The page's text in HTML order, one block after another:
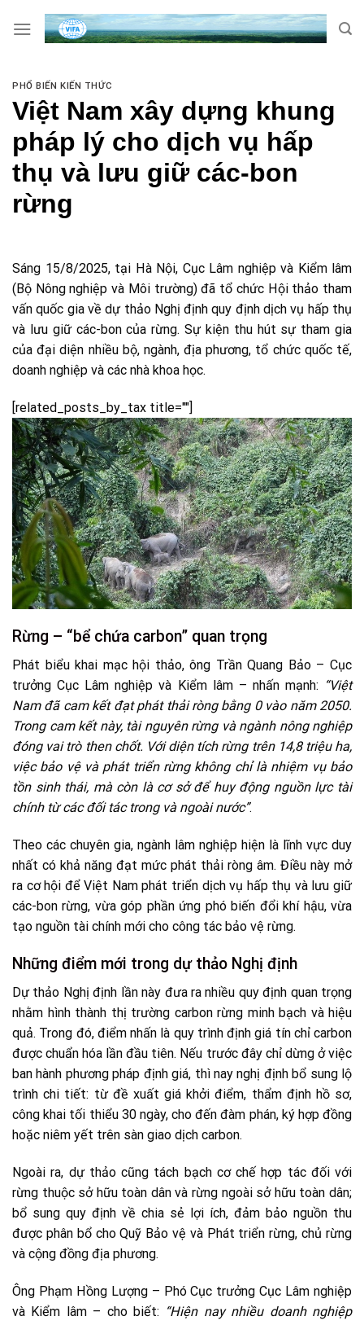
PHỔ BIẾN KIẾN THỨC
Việt Nam xây dựng khung
pháp lý cho dịch vụ hấp
thụ và lưu giữ các-bon
rừng
Sáng 15/8/2025, tại Hà Nội, Cục Lâm nghiệp và Kiểm lâm
(Bộ Nông nghiệp và Môi trường) đã tổ chức Hội thảo tham
vấn quốc gia về dự thảo Nghị định quy định dịch vụ hấp thụ
và lưu giữ các-bon của rừng. Sự kiện thu hút sự tham gia
của đại diện nhiều bộ, ngành, địa phương, tổ chức quốc tế,
doanh nghiệp và các nhà khoa học.
[related_posts_by_tax title=""]
Rừng – “bể chứa carbon” quan trọng
Phát biểu khai mạc hội thảo, ông Trần Quang Bảo – Cục
trưởng Cục Lâm nghiệp và Kiểm lâm – nhấn mạnh: “Việt
Nam đã cam kết đạt phát thải ròng bằng 0 vào năm 2050.
Trong cam kết này, tài nguyên rừng và ngành nông nghiệp
đóng vai trò then chốt. Với diện tích rừng trên 14,8 triệu ha,
việc bảo vệ và phát triển rừng không chỉ là nhiệm vụ bảo
tồn sinh thái, mà còn là cơ sở để huy động nguồn lực tài
chính từ các đối tác trong và ngoài nước”.
Theo các chuyên gia, ngành lâm nghiệp hiện là lĩnh vực duy
nhất có khả năng đạt mức phát thải ròng âm. Điều này mở
ra cơ hội để Việt Nam phát triển dịch vụ hấp thụ và lưu giữ
các-bon rừng, vừa góp phần ứng phó biến đổi khí hậu, vừa
tạo nguồn tài chính mới cho công tác bảo vệ rừng.
Những điểm mới trong dự thảo Nghị định
Dự thảo Nghị định lần này đưa ra nhiều quy định quan trọng
nhằm hình thành thị trường carbon rừng minh bạch và hiệu
quả. Trong đó, điểm nhấn là quy trình định giá tín chỉ carbon
được chuẩn hóa lần đầu tiên. Nếu trước đây chỉ dừng ở việc
ban hành phương pháp định giá, thì nay nghị định bổ sung lộ
trình chi tiết: từ đề xuất giá khởi điểm, thẩm định hồ sơ,
công khai tối thiểu 30 ngày, cho đến đàm phán, ký hợp đồng
hoặc niêm yết trên sàn giao dịch carbon.
Ngoài ra, dự thảo cũng tách bạch cơ chế hợp tác đối với
rừng thuộc sở hữu toàn dân và rừng ngoài sở hữu toàn dân;
bổ sung quy định về chia sẻ lợi ích, đảm bảo nguồn thu
được phân bổ cho Quỹ Bảo vệ và Phát triển rừng, chủ rừng
và cộng đồng địa phương.
Ông Phạm Hồng Lượng – Phó Cục trưởng Cục Lâm nghiệp
và Kiểm lâm – cho biết: “Hiện nay nhiều doanh nghiệp